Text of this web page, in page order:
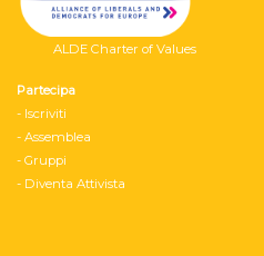
ALDE Charter of Values
Partecipa
- Iscriviti
- Assemblea
- Gruppi
- Diventa Attivista